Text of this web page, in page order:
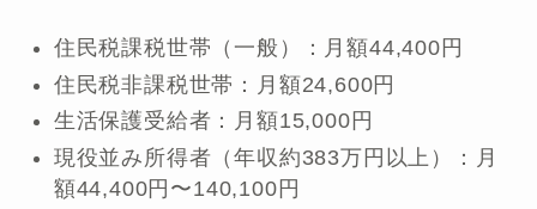
住民税課税世帯（一般）：月額44,400円
住民税非課税世帯：月額24,600円
生活保護受給者：月額15,000円
現役並み所得者（年収約383万円以上）：月
額44,400円〜140,100円